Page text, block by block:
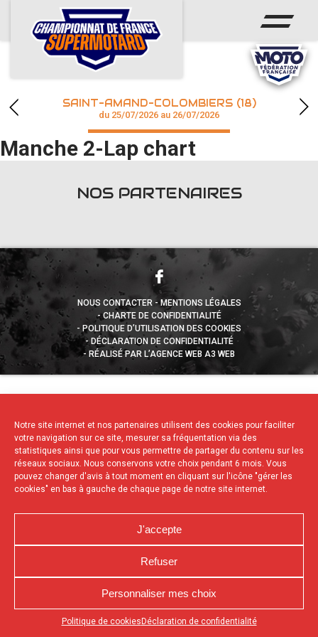
Notre site internet et nos partenaires utilisent des cookies pour faciliter
votre navigation sur ce site, mesurer sa fréquentation via des
statistiques ainsi que pour vous permettre de partager du contenu sur les
réseaux sociaux. Nous conservons votre choix pendant 6 mois. Vous
pouvez changer d'avis à tout moment en cliquant sur l'icône "gérer les
cookies" en bas à gauche de chaque page de notre site internet.
J'accepte
Refuser
Personnaliser mes choix
Politique de cookies Déclaration de confidentialité
Appuyez sur le bouton partager en bas de votre
ACCUEIL
ACTUS
CALENDRIER
CHAMPIONNAT
RÉSULTATS
SAINT-AMAND-COLOMBIERS (18)
du 25/07/2026 au 26/07/2026
Manche 2-Lap chart
NOS PARTENAIRES
NOUS CONTACTER
MENTIONS LÉGALES
CHARTE DE CONFIDENTIALITÉ
POLITIQUE D’UTILISATION DES COOKIES
DÉCLARATION DE CONFIDENTIALITÉ
RÉALISÉ PAR L’AGENCE WEB A3 WEB